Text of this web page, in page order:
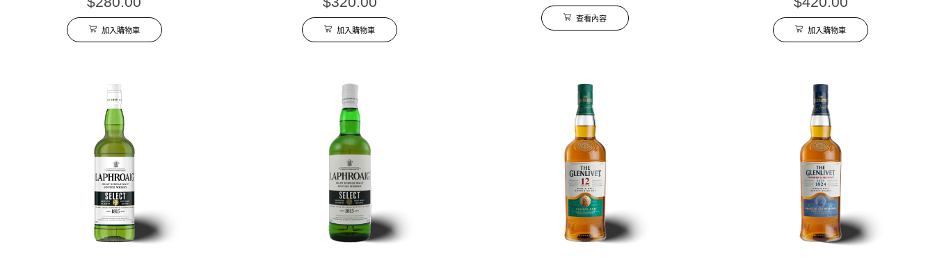
加入購物車 加入購物車
查看內容
加入購物車